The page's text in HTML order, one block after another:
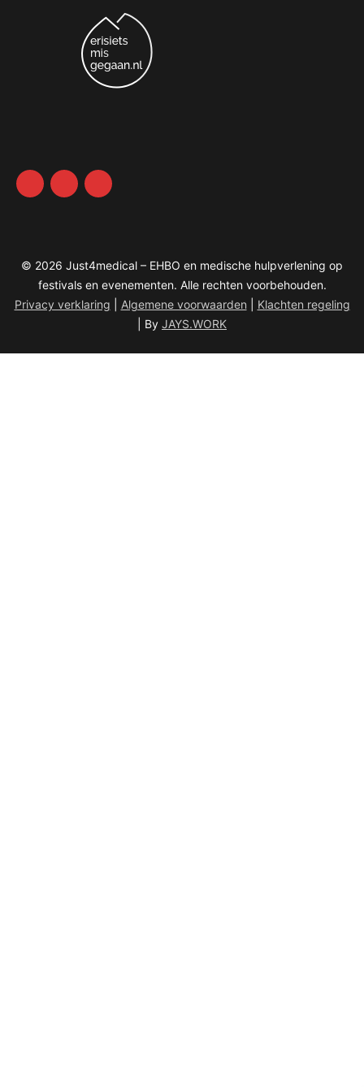
© 2026 Just4medical – EHBO en medische hulpverlening op
festivals en evenementen. Alle rechten voorbehouden.
Privacy verklaring
Algemene voorwaarden
Klachten regeling
| By JAYS.WORK